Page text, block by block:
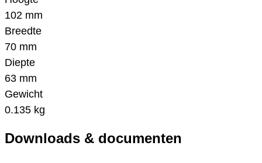
102 mm
Breedte
70 mm
Diepte
63 mm
Gewicht
0.135 kg
Downloads & documenten